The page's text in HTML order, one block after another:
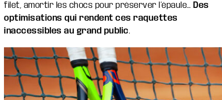
filet, amortir les chocs pour préserver l’épaule… Des
optimisations qui rendent ces raquettes
inaccessibles au grand public.